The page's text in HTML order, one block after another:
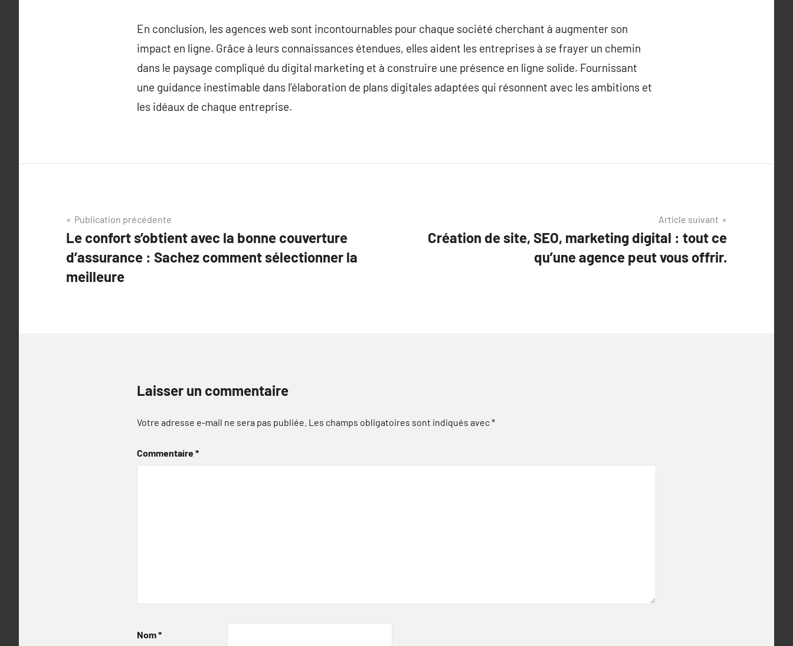
En conclusion, les agences web sont incontournables pour chaque société cherchant à augmenter son
impact en ligne. Grâce à leurs connaissances étendues, elles aident les entreprises à se frayer un chemin
dans le paysage compliqué du digital marketing et à construire une présence en ligne solide. Fournissant
une guidance inestimable dans l’élaboration de plans digitales adaptées qui résonnent avec les ambitions et
les idéaux de chaque entreprise.
Navigation
de
l’article
Publication précédente
Le confort s’obtient avec la bonne couverture
d’assurance : Sachez comment sélectionner la
meilleure
Article suivant
Création de site, SEO, marketing digital : tout ce
qu’une agence peut vous offrir.
Laisser un commentaire
Votre adresse e-mail ne sera pas publiée. Les champs obligatoires sont indiqués avec*
Commentaire*
Nom*